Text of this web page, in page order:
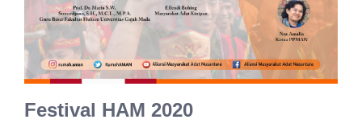
Festival HAM 2020